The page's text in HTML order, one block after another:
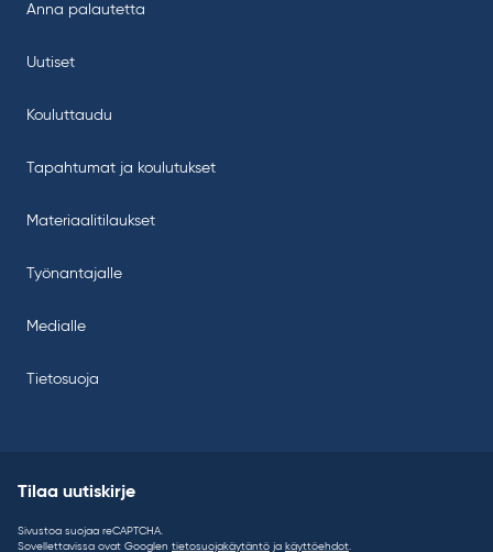
Anna palautetta
Uutiset
Kouluttaudu
Tapahtumat ja koulutukset
Materiaalitilaukset
Työnantajalle
Medialle
Tietosuoja
Tilaa uutiskirje
Sivustoa suojaa reCAPTCHA.
Sovellettavissa ovat Googlen tietosuojakäytäntö ja käyttöehdot